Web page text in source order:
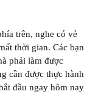
trên, nghe có vẻ
thời gian. Các bạn
phải làm được
cần được thực hành
đầu ngay hôm nay